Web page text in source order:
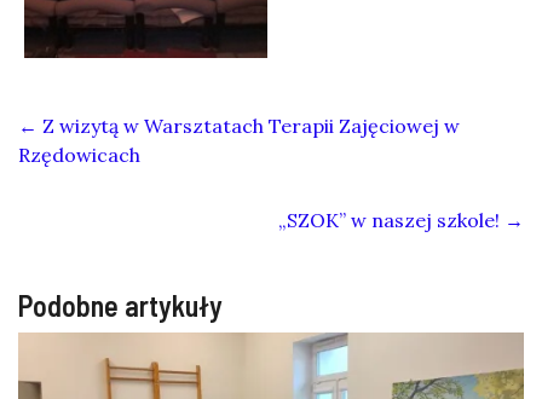
← Z wizytą w Warsztatach Terapii Zajęciowej w
Rzędowicach
„SZOK” w naszej szkole! →
Podobne artykuły